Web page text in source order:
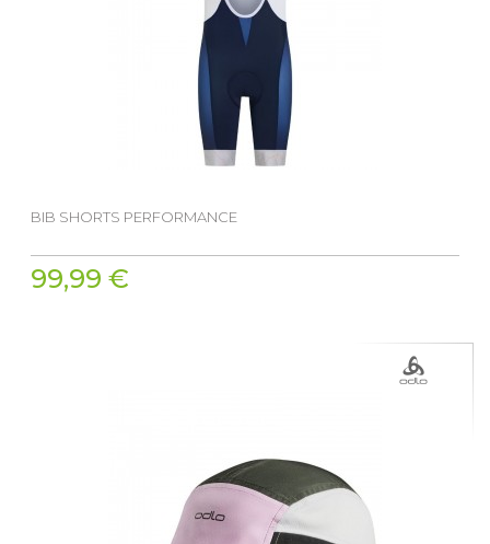
BIB SHORTS PERFORMANCE
99,99 €